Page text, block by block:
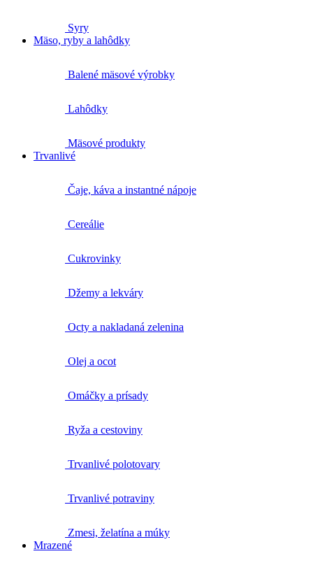
Syry
Mäso, ryby a lahôdky
Balené mäsové výrobky
Lahôdky
Mäsové produkty
Trvanlivé
Čaje, káva a instantné nápoje
Cereálie
Cukrovinky
Džemy a lekváry
Octy a nakladaná zelenina
Olej a ocot
Omáčky a prísady
Ryža a cestoviny
Trvanlivé polotovary
Trvanlivé potraviny
Zmesi, želatína a múky
Mrazené